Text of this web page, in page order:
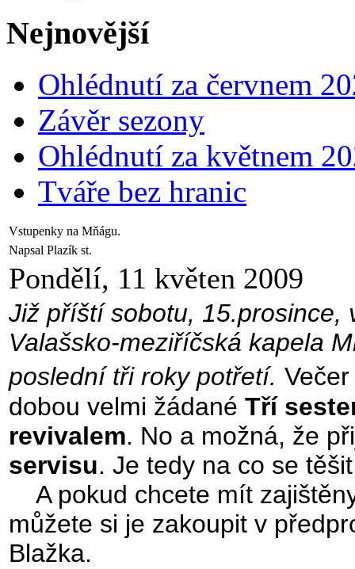
Nejnovější
Ohlédnutí za červnem
Závěr sezony
Ohlédnutí za květnem
Tváře bez hranic
Vstupenky na Mňágu.
Napsal Plazík st.
Pondělí, 11 květen 2009
Již příští sobotu,
Valašsko-meziříčská kapela
poslední tři roky potřetí.
dobou velmi žádané Tří
revivalem. No a možná, že
servisu. Je tedy na co se
A pokud chcete mít
můžete si je zakoupit v
Blažka.